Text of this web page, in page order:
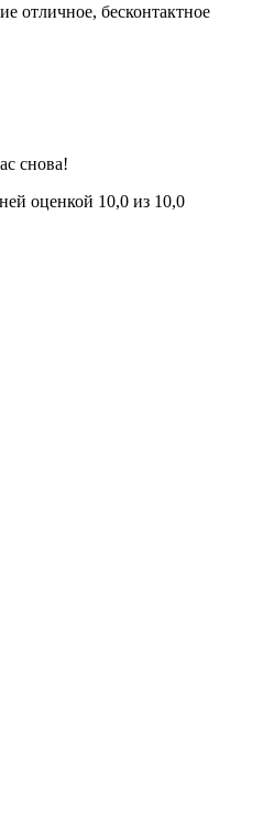
отличное, бесконтактное
снова!
оценкой 10,0 из 10,0